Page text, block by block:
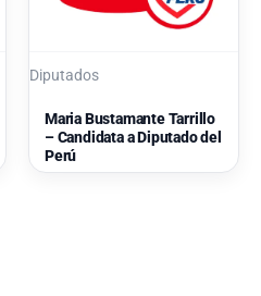
Diputados
Maria Bustamante Tarrillo
– Candidata a Diputado del
Perú